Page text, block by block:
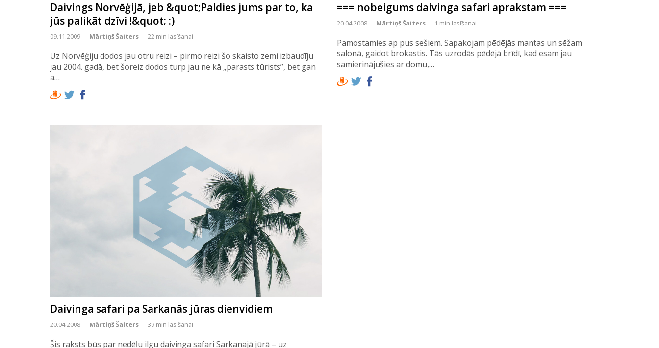
Daivings Norvēģijā, jeb &quot;Paldies jums par to, ka
jūs palikāt dzīvi !&quot; :)
09.11.2009 Mārtiņš Šaiters 22 min lasīšanai
Uz Norvēģiju dodos jau otru reizi – pirmo reizi šo skaisto zemi izbaudīju
jau 2004. gadā, bet šoreiz dodos turp jau ne kā „parasts tūrists”, bet gan
a…
=== nobeigums daivinga safari aprakstam ===
20.04.2008 Mārtiņš Šaiters 1 min lasīšanai
Pamostamies ap pus sešiem. Sapakojam pēdējās mantas un sēžam
salonā, gaidot brokastis. Tās uzrodās pēdējā brīdī, kad esam jau
samierinājušies ar domu,…
Daivinga safari pa Sarkanās jūras dienvidiem
20.04.2008 Mārtiņš Šaiters 39 min lasīšanai
Šis raksts būs par nedēļu ilgu daivinga safari Sarkanajā jūrā – uz